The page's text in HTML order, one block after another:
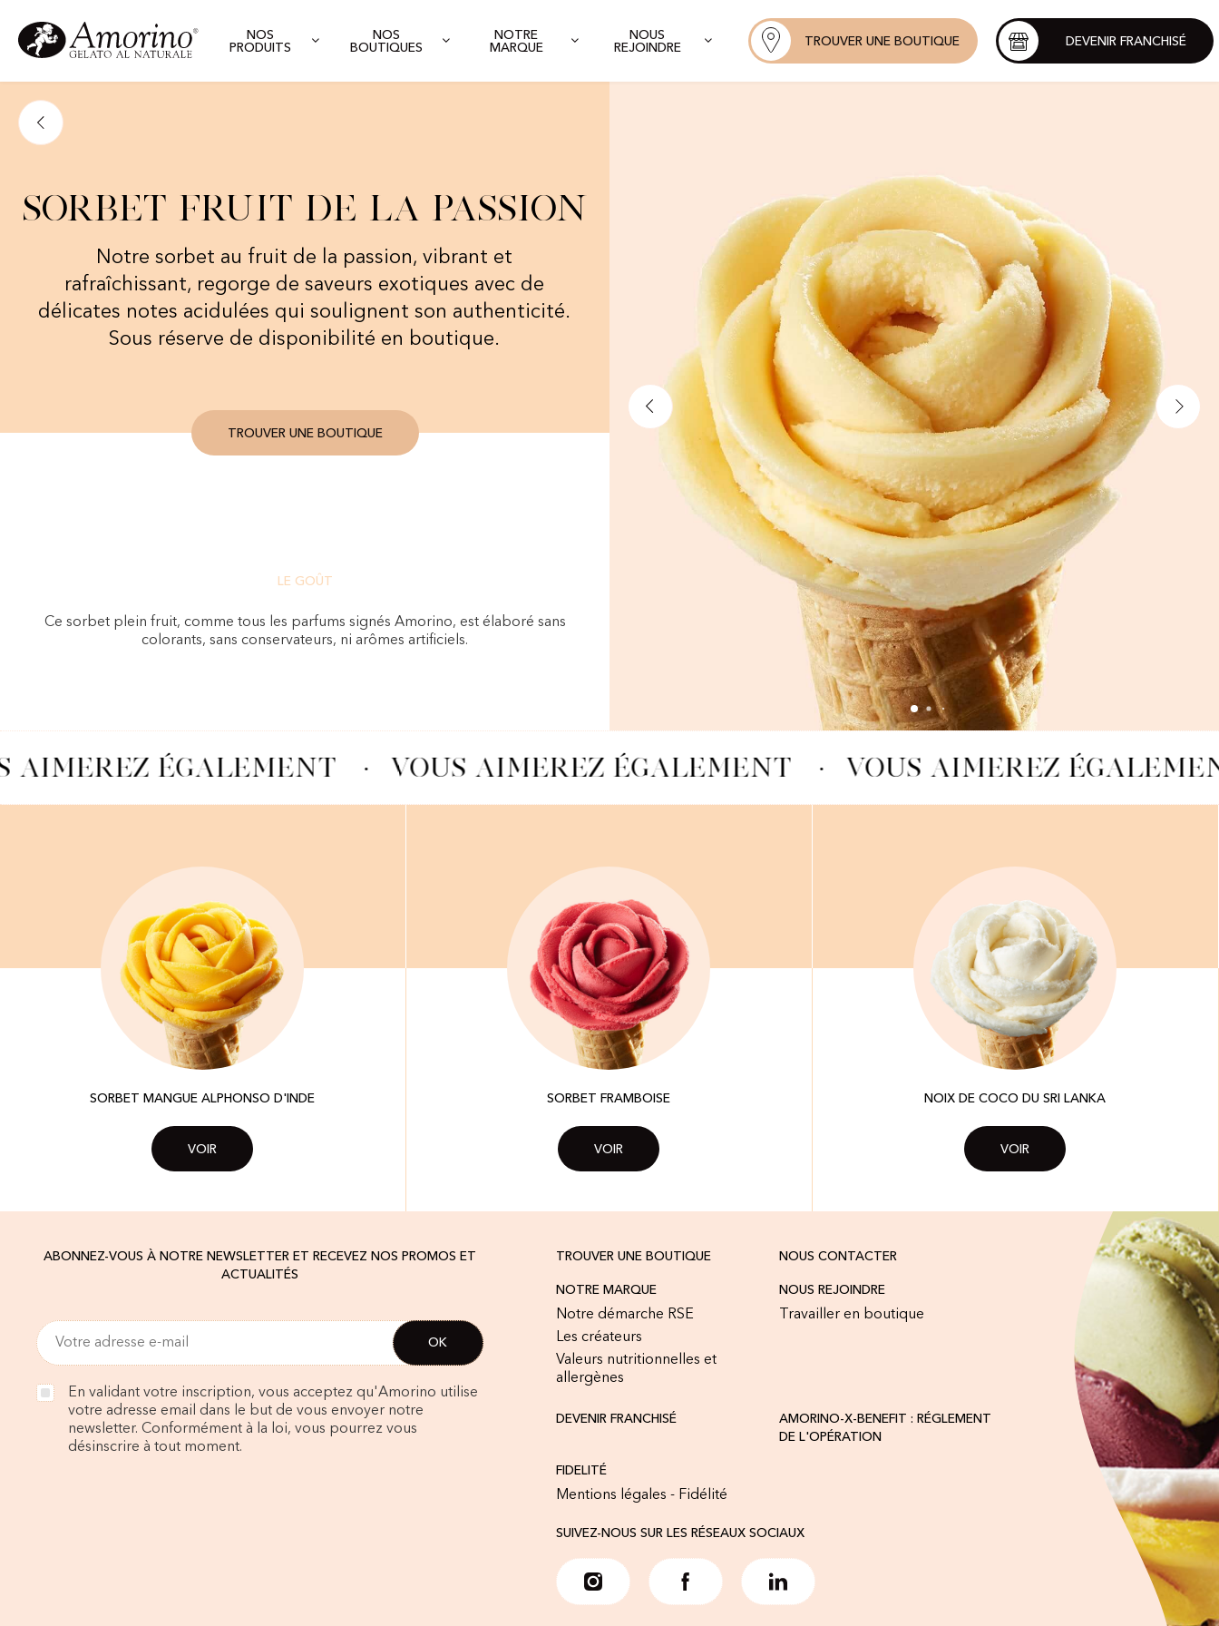
NOS
PRODUITS
NOS
BOUTIQUES
NOTRE
MARQUE
NOUS
REJOINDRE
TROUVER UNE BOUTIQUE DEVENIR FRANCHISÉ
Sorbet Fruit de la passion
Notre sorbet au fruit de la passion, vibrant et
rafraîchissant, regorge de saveurs exotiques avec de
délicates notes acidulées qui soulignent son authenticité.​
Sous réserve de disponibilité en boutique.
TROUVER UNE BOUTIQUE
LE GOÛT
Ce sorbet plein fruit, comme tous les parfums signés Amorino, est élaboré sans
colorants, sans conservateurs, ni arômes artificiels.
AIMEREZ ÉGALEMENT VOUS AIMEREZ ÉGALEMENT VOUS AIMEREZ
SORBET MANGUE ALPHONSO D'INDE
VOIR
SORBET FRAMBOISE
VOIR
NOIX DE COCO DU SRI LANKA
VOIR
ABONNEZ-VOUS À NOTRE NEWSLETTER ET RECEVEZ NOS PROMOS ET
ACTUALITÉS
En validant votre inscription, vous acceptez qu'Amorino utilise
votre adresse email dans le but de vous envoyer notre
newsletter. Conformément à la loi, vous pourrez vous
désinscrire à tout moment.
TROUVER UNE BOUTIQUE NOUS CONTACTER
NOTRE MARQUE
Notre démarche RSE
Les créateurs
Valeurs nutritionnelles et
allergènes
NOUS REJOINDRE
Travailler en boutique
DEVENIR FRANCHISÉ
AMORINO-X-BENEFIT : RÉGLEMENT
DE L'OPÉRATION
FIDELITÉ
Mentions légales - Fidélité
SUIVEZ-NOUS SUR LES RÉSEAUX SOCIAUX